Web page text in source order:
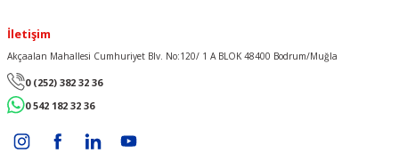
İletişim
Akçaalan Mahallesi Cumhuriyet Blv. No:120/ 1 A BLOK 48400 Bodrum/Muğla
0 (252) 382 32 36
0 542 182 32 36